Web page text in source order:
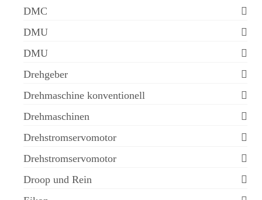
DMC
DMU
DMU
Drehgeber
Drehmaschine konventionell
Drehmaschinen
Drehstromservomotor
Drehstromservomotor
Droop und Rein